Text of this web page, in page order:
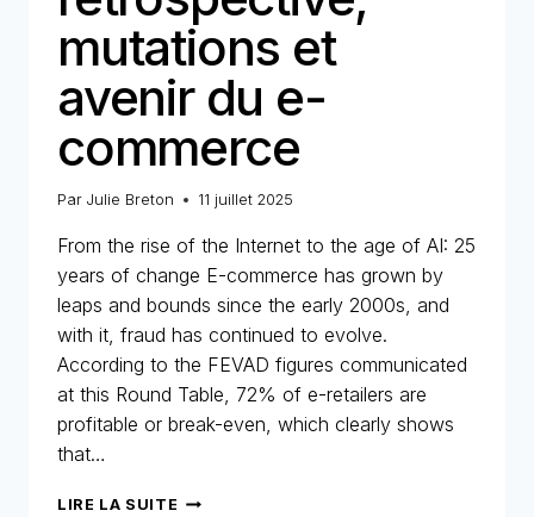
mutations et
avenir du e-
commerce
Par Julie Breton 11 juillet 2025
From the rise of the Internet to the age of AI: 25
years of change E-commerce has grown by
leaps and bounds since the early 2000s, and
with it, fraud has continued to evolve.
According to the FEVAD figures communicated
at this Round Table, 72% of e-retailers are
profitable or break-even, which clearly shows
that…
LIRE LA SUITE 25